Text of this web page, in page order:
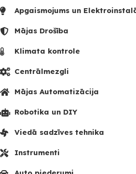
Apgaismojums un
Mājas Drošība
Klimata kontrole
Centrālmezgli
Mājas Automatizācija
Robotika un DIY
Viedā sadzīves tehnika
Instrumenti